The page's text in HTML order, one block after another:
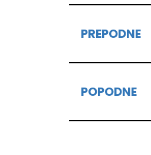
PREPODNE
POPODNE